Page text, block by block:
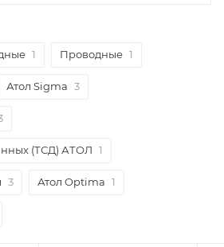
1 Проводные 1
Атол Sigma 3
(ТСД) АТОЛ 1
3 Атол Optima 1